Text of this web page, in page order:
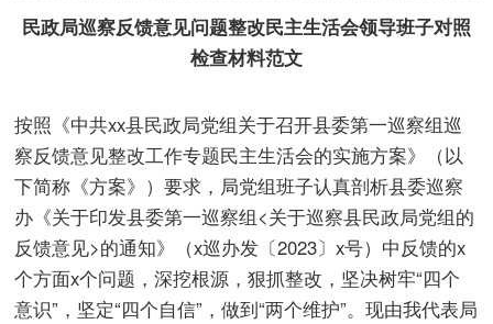
民政局巡察反馈意见问题整改民主生活会领导班子对照
检查材料范文
按照《中共xx县民政局党组关于召开县委第一巡察组巡
察反馈意见整改工作专题民主生活会的实施方案》（以
下简称《方案》）要求，局党组班子认真剖析县委巡察
办《关于印发县委第一巡察组<关于巡察县民政局党组的
反馈意见>的通知》（x巡办发〔2023〕x号）中反馈的x
个方面x个问题，深挖根源，狠抓整改，坚决树牢“四个
意识”，坚定“四个自信”，做到“两个维护”。现由我代表局